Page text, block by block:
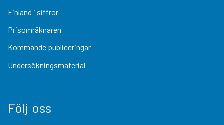
Finland i siffror
Prisomräknaren
Kommande publiceringar
Undersökningsmaterial
Följ oss